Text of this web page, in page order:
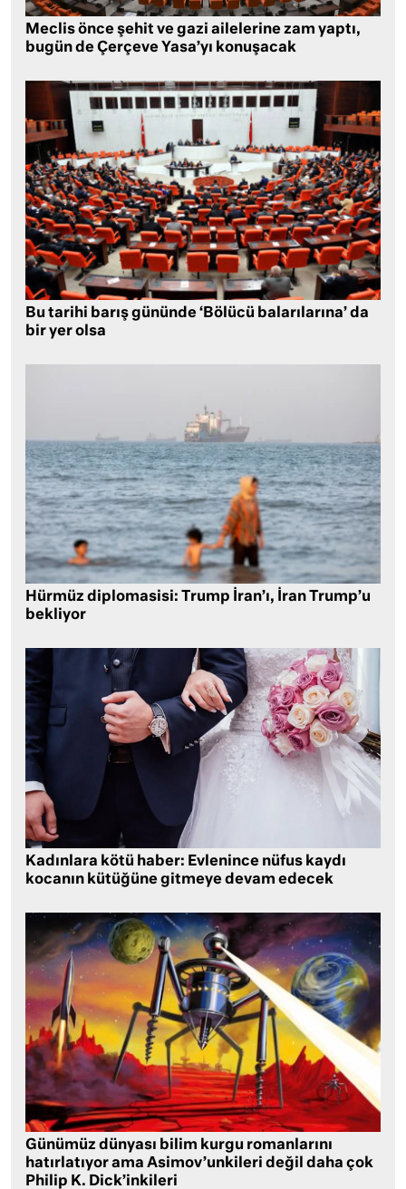
Meclis önce şehit ve gazi ailelerine zam yaptı,
bugün de Çerçeve Yasa’yı konuşacak
Bu tarihi barış gününde ‘Bölücü balarılarına’ da
bir yer olsa
Hürmüz diplomasisi: Trump İran’ı, İran Trump’u
bekliyor
Kadınlara kötü haber: Evlenince nüfus kaydı
kocanın kütüğüne gitmeye devam edecek
Günümüz dünyası bilim kurgu romanlarını
hatırlatıyor ama Asimov’unkileri değil daha çok
Philip K. Dick’inkileri